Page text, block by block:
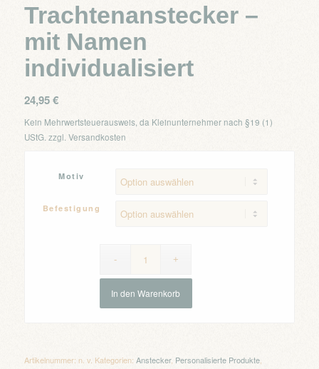
Trachtenanstecker –
mit Namen
individualisiert
24,95€
Kein Mehrwertsteuerausweis, da Kleinunternehmer nach §19 (1)
UStG. zzgl. Versandkosten
Motiv
Befestigung
In den Warenkorb
Artikelnummer: n. v. Kategorien: Anstecker, Personalisierte Produkte,